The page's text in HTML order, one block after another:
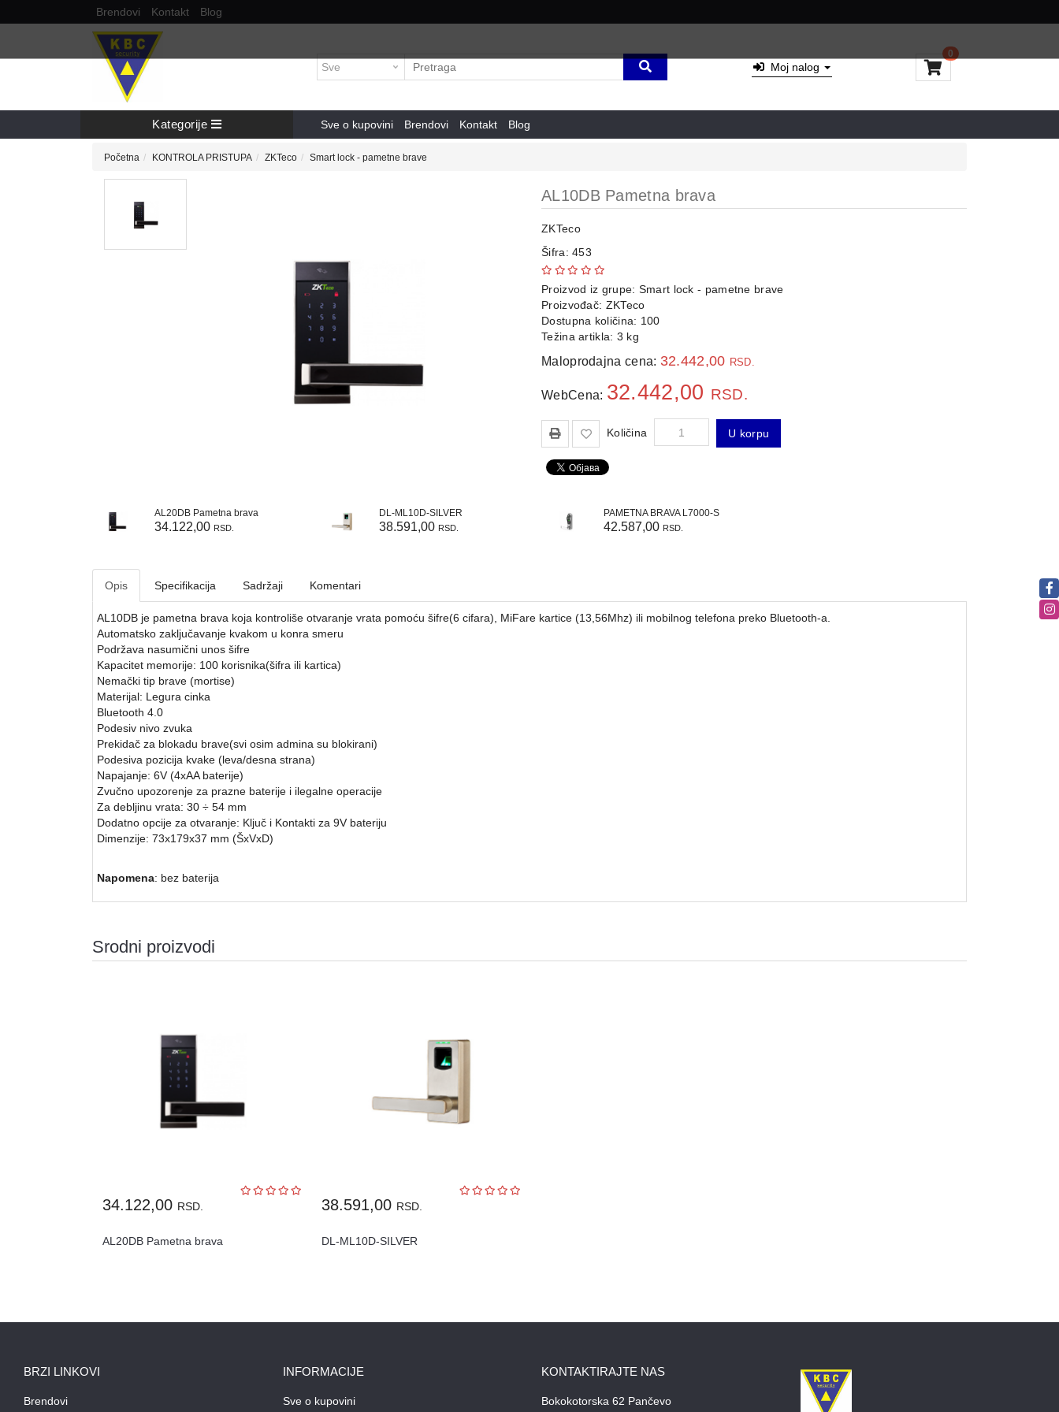
Brendovi Kontakt Blog
Moj nalog
0
Kategorije Sve o kupovini Brendovi Kontakt Blog
Početna KONTROLA PRISTUPA ZKTeco Smart lock - pametne brave
AL10DB Pametna brava
ZKTeco
Šifra: 453
Proizvod iz grupe: Smart lock - pametne brave
Proizvođač: ZKTeco
Dostupna količina: 100
Težina artikla: 3 kg
Maloprodajna cena: 32.442,00 RSD.
WebCena: 32.442,00 RSD.
Količina U korpu
AL20DB Pametna brava
34.122,00 RSD.
DL-ML10D-SILVER
38.591,00 RSD.
PAMETNA BRAVA L7000-S
42.587,00 RSD.
Opis Specifikacija Sadržaji Komentari
AL10DB je pametna brava koja kontroliše otvaranje vrata pomoću šifre(6 cifara), MiFare kartice (13,56Mhz) ili mobilnog telefona preko Bluetooth-a.
Automatsko zaključavanje kvakom u konra smeru
Podržava nasumični unos šifre
Kapacitet memorije: 100 korisnika(šifra ili kartica)
Nemački tip brave (mortise)
Materijal: Legura cinka
Bluetooth 4.0
Podesiv nivo zvuka
Prekidač za blokadu brave(svi osim admina su blokirani)
Podesiva pozicija kvake (leva/desna strana)
Napajanje: 6V (4xAA baterije)
Zvučno upozorenje za prazne baterije i ilegalne operacije
Za debljinu vrata: 30 ÷ 54 mm
Dodatno opcije za otvaranje: Ključ i Kontakti za 9V bateriju
Dimenzije: 73x179x37 mm (ŠxVxD)
Napomena: bez baterija
Srodni proizvodi
34.122,00 RSD.
AL20DB Pametna brava
38.591,00 RSD.
DL-ML10D-SILVER
BRZI LINKOVI
Brendovi
INFORMACIJE
Sve o kupovini
KONTAKTIRAJTE NAS
Bokokotorska 62 Pančevo